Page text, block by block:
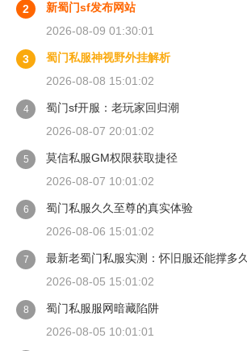
2
新蜀门sf发布网站
2026-08-09 01:30:01
3
蜀门私服神视野外挂解析
2026-08-08 15:01:02
4
蜀门sf开服：老玩家回归潮
2026-08-07 20:01:02
5
莫信私服GM权限获取捷径
2026-08-07 10:01:02
6
蜀门私服久久至尊的真实体验
2026-08-06 15:01:02
7
最新老蜀门私服实测：怀旧服还能撑多久
2026-08-05 15:01:02
8
蜀门私服服网暗藏陷阱
2026-08-05 10:01:01